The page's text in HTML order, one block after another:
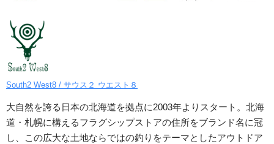
South2 West8 / サウス２ ウエスト８
大自然を誇る日本の北海道を拠点に2003年よりスタート。北海
道・札幌に構えるフラグシップストアの住所をブランド名に冠
し、この広大な土地ならではの釣りをテーマとしたアウトドア